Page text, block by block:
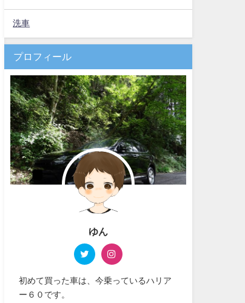
洗車
プロフィール
ゆん
初めて買った車は、今乗っているハリア
ー６０です。